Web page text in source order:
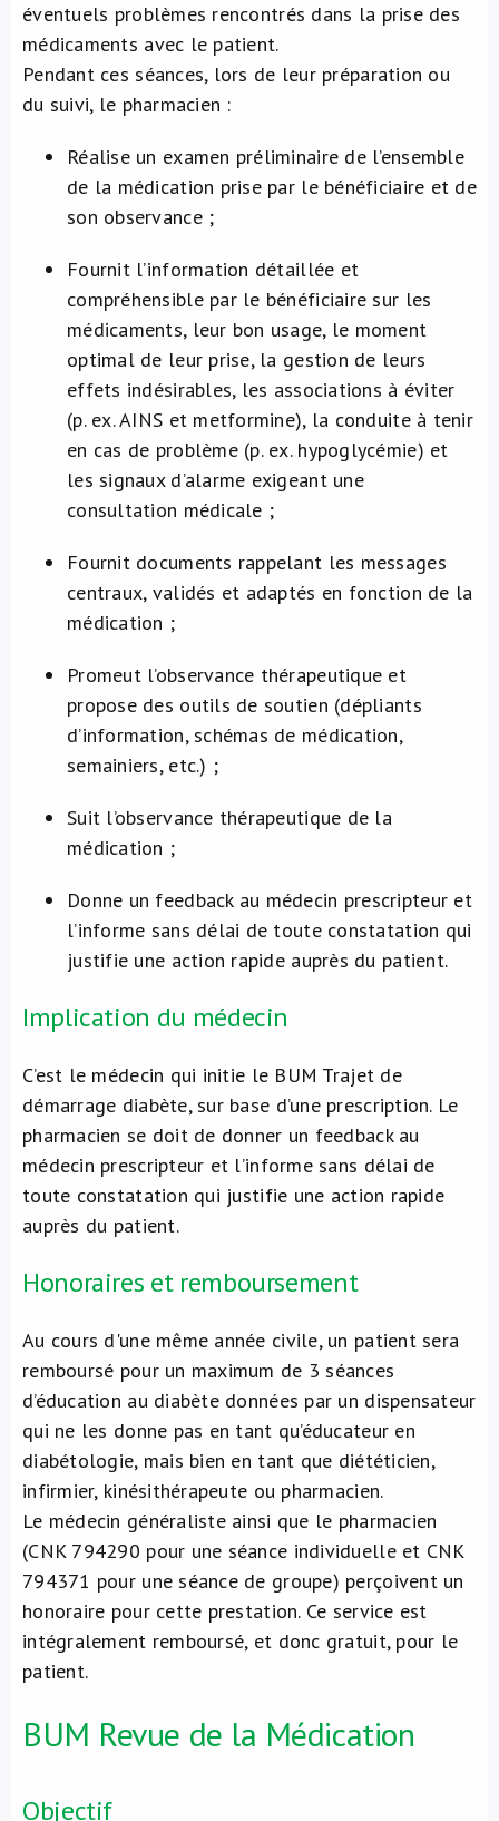
éventuels problèmes rencontrés dans la prise des
médicaments avec le patient.
Pendant ces séances, lors de leur préparation ou
du suivi, le pharmacien :
Réalise un examen préliminaire de l’ensemble
de la médication prise par le bénéficiaire et de
son observance ;
Fournit l’information détaillée et
compréhensible par le bénéficiaire sur les
médicaments, leur bon usage, le moment
optimal de leur prise, la gestion de leurs
effets indésirables, les associations à éviter
(p. ex. AINS et metformine), la conduite à tenir
en cas de problème (p. ex. hypoglycémie) et
les signaux d’alarme exigeant une
consultation médicale ;
Fournit documents rappelant les messages
centraux, validés et adaptés en fonction de la
médication ;
Promeut l’observance thérapeutique et
propose des outils de soutien (dépliants
d’information, schémas de médication,
semainiers, etc.) ;
Suit l’observance thérapeutique de la
médication ;
Donne un feedback au médecin prescripteur et
l’informe sans délai de toute constatation qui
justifie une action rapide auprès du patient.
Implication du médecin
C’est le médecin qui initie le BUM Trajet de
démarrage diabète, sur base d’une prescription. Le
pharmacien se doit de donner un feedback au
médecin prescripteur et l’informe sans délai de
toute constatation qui justifie une action rapide
auprès du patient.
Honoraires et remboursement
Au cours d'une même année civile, un patient sera
remboursé pour un maximum de 3 séances
d’éducation au diabète données par un dispensateur
qui ne les donne pas en tant qu’éducateur en
diabétologie, mais bien en tant que diététicien,
infirmier, kinésithérapeute ou pharmacien.
Le médecin généraliste ainsi que le pharmacien
(CNK 794290 pour une séance individuelle et CNK
794371 pour une séance de groupe) perçoivent un
honoraire pour cette prestation. Ce service est
intégralement remboursé, et donc gratuit, pour le
patient.
BUM Revue de la Médication
Objectif